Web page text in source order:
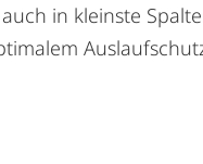
in kleinste